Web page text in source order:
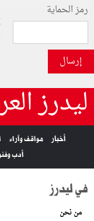
رمز الحماية
إرسال
ليدرز
أخبار مواقف وآراء
أدب
في ليدرز
من نحن